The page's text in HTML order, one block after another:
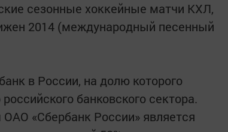
сезонные хоккейные матчи КХЛ,
2014 (международный песенный
в России, на долю которого
банковского сектора.
«Сбербанк России» является